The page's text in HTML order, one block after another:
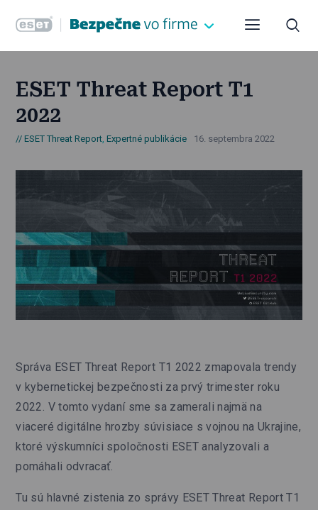
ESET Threat Report T1
2022
ESET Threat Report ,Expertné publikácie 16. septembra 2022
Správa ESET Threat Report T1 2022 zmapovala trendy
v kybernetickej bezpečnosti za prvý trimester roku
2022. V tomto vydaní sme sa zamerali najmä na
viaceré digitálne hrozby súvisiace s vojnou na Ukrajine,
ktoré výskumníci spoločnosti ESET analyzovali a
pomáhali odvracať.
Tu sú hlavné zistenia zo správy ESET Threat Report T1